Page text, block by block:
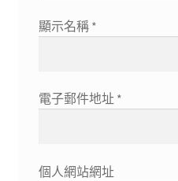
顯示名稱 *
電子郵件地址 *
個人網站網址